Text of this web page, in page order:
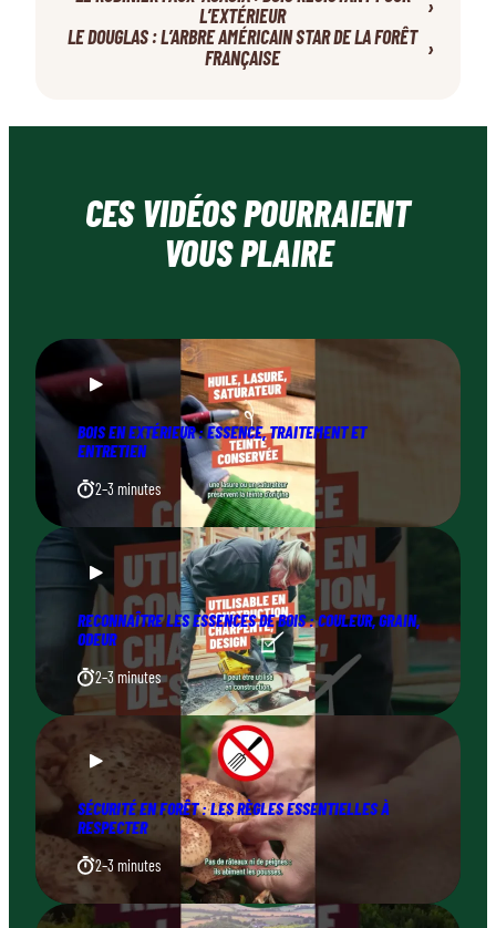
L’EXTÉRIEUR
›
LE DOUGLAS : L’ARBRE AMÉRICAIN STAR DE LA FORÊT
FRANÇAISE
›
CES VIDÉOS POURRAIENT
VOUS PLAIRE
BOIS EN EXTÉRIEUR : ESSENCE, TRAITEMENT ET
ENTRETIEN
2–3 minutes
RECONNAÎTRE LES ESSENCES DE BOIS : COULEUR, GRAIN,
ODEUR
2–3 minutes
SÉCURITÉ EN FORÊT : LES RÈGLES ESSENTIELLES À
RESPECTER
2–3 minutes